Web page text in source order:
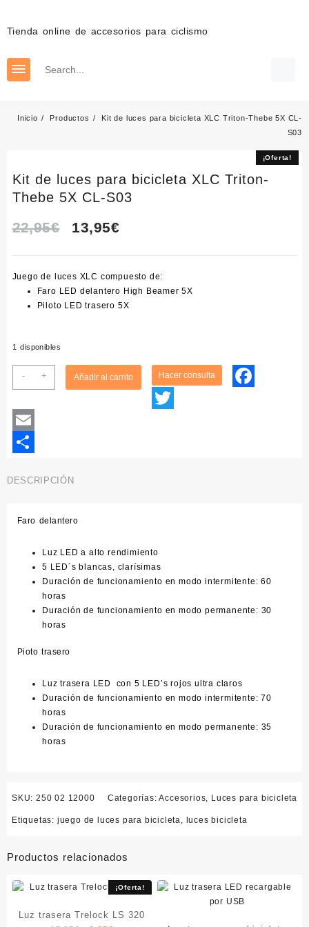
contenido
Tienda online de accesorios para ciclismo
Inicio Productos
Kit de luces para bicicleta XLC Triton-Thebe 5X CL-
S03
¡Oferta!
Kit de luces para bicicleta XLC Triton-
Thebe 5X CL-S03
22,95€
El
original
era:
13,95€El
actual
es:
Juego de luces XLC compuesto de:
Faro LED delantero High Beamer 5X
Piloto LED trasero 5X
1 disponibles
-
Kit
bicicleta
S03
+ Añadir al carrito
Facebook
Twitter
Email
¡Oferta!
DESCRIPCIÓN
Faro delantero
Luz LED a alto rendimiento
5 LED´s blancas, clarísimas
Duración de funcionamiento en modo intermitente: 60
horas
Duración de funcionamiento en modo permanente: 30
horas
Pioto trasero
Luz trasera LED con 5 LED’s rojos ultra claros
Duración de funcionamiento en modo intermitente: 70
horas
Duración de funcionamiento en modo permanente: 35
horas
SKU: 250 02 12000 Categorías:Accesorios, Luces para bicicleta
Etiquetas: juego de luces para bicicleta, luces bicicleta
Productos relacionados
¡Oferta!
Luz trasera Trelock LS 320